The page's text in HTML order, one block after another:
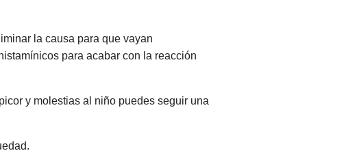
la causa para que vayan
para acabar con la reacción
y molestias al niño puedes seguir una